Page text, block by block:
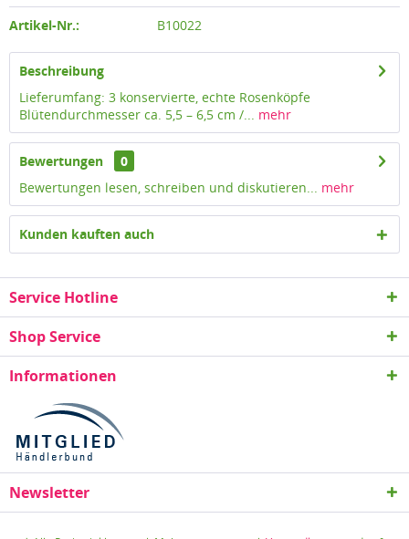
Artikel-Nr.: B10022
Beschreibung
Lieferumfang: 3 konservierte, echte Rosenköpfe
Blütendurchmesser ca. 5,5 – 6,5 cm /... mehr
Bewertungen
0
Bewertungen lesen, schreiben und diskutieren... mehr
Kunden kauften auch
Service Hotline
Shop Service
Informationen
Newsletter